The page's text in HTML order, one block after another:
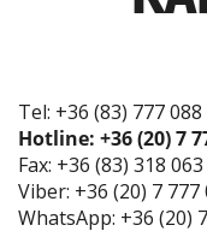
Tel: +36 (83) 777
Hotline: +36 (20) 7
Fax: +36 (83) 318 063
Viber: +36 (20) 7 777
WhatsApp: +36 (20)